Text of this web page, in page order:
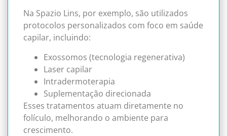
Na Spazio Lins, por exemplo, são utilizados
protocolos personalizados com foco em saúde
capilar, incluindo:
Exossomos (tecnologia regenerativa)
Laser capilar
Intradermoterapia
Suplementação direcionada
Esses tratamentos atuam diretamente no
folículo, melhorando o ambiente para
crescimento.